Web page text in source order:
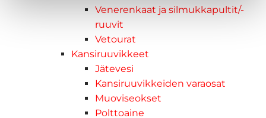
Venerenkaat ja silmukkapultit/-
ruuvit
Vetourat
Kansiruuvikkeet
Jätevesi
Kansiruuvikkeiden varaosat
Muoviseokset
Polttoaine